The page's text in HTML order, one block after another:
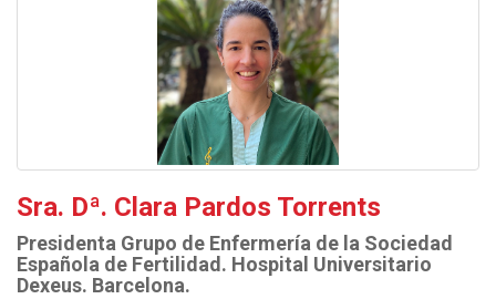
Sra. Dª. Clara Pardos Torrents
Presidenta Grupo de Enfermería de la Sociedad
Española de Fertilidad. Hospital Universitario
Dexeus. Barcelona.